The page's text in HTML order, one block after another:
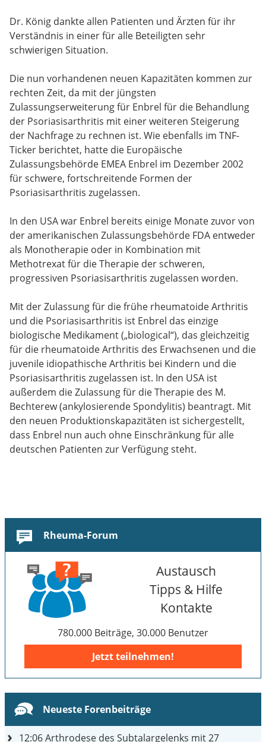
Dr. König dankte allen Patienten und Ärzten für ihr
Verständnis in einer für alle Beteiligten sehr
schwierigen Situation.
Die nun vorhandenen neuen Kapazitäten kommen zur
rechten Zeit, da mit der jüngsten
Zulassungserweiterung für Enbrel für die Behandlung
der Psoriasisarthritis mit einer weiteren Steigerung
der Nachfrage zu rechnen ist. Wie ebenfalls im TNF-
Ticker berichtet, hatte die Europäische
Zulassungsbehörde EMEA Enbrel im Dezember 2002
für schwere, fortschreitende Formen der
Psoriasisarthritis zugelassen.
In den USA war Enbrel bereits einige Monate zuvor von
der amerikanischen Zulassungsbehörde FDA entweder
als Monotherapie oder in Kombination mit
Methotrexat für die Therapie der schweren,
progressiven Psoriasisarthritis zugelassen worden.
Mit der Zulassung für die frühe rheumatoide Arthritis
und die Psoriasisarthritis ist Enbrel das einzige
biologische Medikament („biological“), das gleichzeitig
für die rheumatoide Arthritis des Erwachsenen und die
juvenile idiopathische Arthritis bei Kindern und die
Psoriasisarthritis zugelassen ist. In den USA ist
außerdem die Zulassung für die Therapie des M.
Bechterew (ankylosierende Spondylitis) beantragt. Mit
den neuen Produktionskapazitäten ist sichergestellt,
dass Enbrel nun auch ohne Einschränkung für alle
deutschen Patienten zur Verfügung steht.
Rheuma-Forum
Austausch
Tipps & Hilfe
Kontakte
780.000 Beiträge, 30.000 Benutzer
Jetzt teilnehmen!
Neueste Forenbeiträge
12:06Arthrodese des Subtalargelenks mit 27